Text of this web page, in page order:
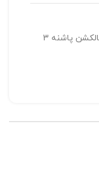
کالکشن پاشنه 3